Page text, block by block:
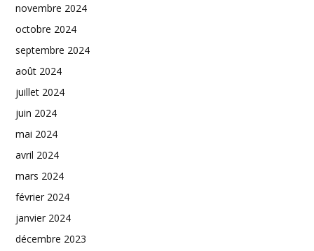
novembre 2024
octobre 2024
septembre 2024
août 2024
juillet 2024
juin 2024
mai 2024
avril 2024
mars 2024
février 2024
janvier 2024
décembre 2023